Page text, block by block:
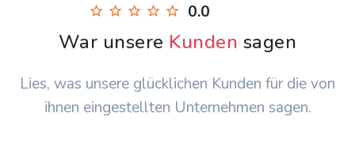
0.0
War unsere Kunden sagen
Lies, was unsere glücklichen Kunden für die von
ihnen eingestellten Unternehmen sagen.